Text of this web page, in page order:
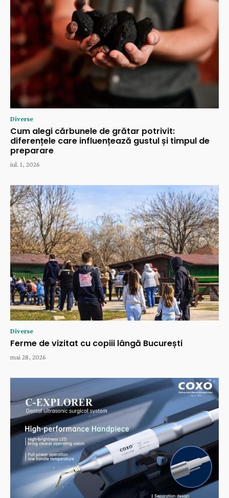
Diverse
Cum alegi cărbunele de grătar potrivit:
diferențele care influențează gustul și timpul de
preparare
iul. 1, 2026
Diverse
Ferme de vizitat cu copiii lângă București
mai 28, 2026